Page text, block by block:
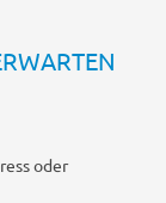
oder